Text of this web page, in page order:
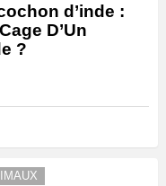
d’inde :
D’Un
?